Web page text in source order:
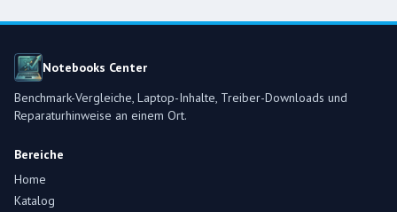
Notebooks Center
Benchmark-Vergleiche, Laptop-Inhalte, Treiber-Downloads und
Reparaturhinweise an einem Ort.
Bereiche
Home
Katalog